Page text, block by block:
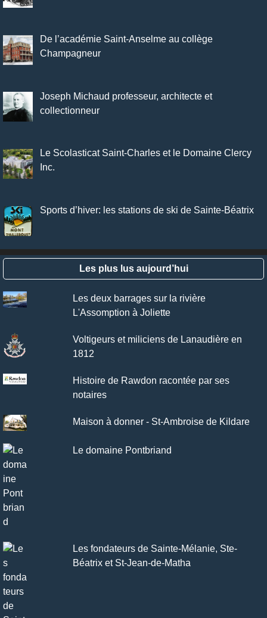
De l’académie Saint-Anselme au collège
Champagneur
Joseph Michaud professeur, architecte et
collectionneur
Le Scolasticat Saint-Charles et le Domaine Clercy
Inc.
Sports d’hiver: les stations de ski de Sainte-Béatrix
Les plus lus aujourd’hui
Les deux barrages sur la rivière
L'Assomption à Joliette
Voltigeurs et miliciens de Lanaudière en
1812
Histoire de Rawdon racontée par ses
notaires
Maison à donner - St-Ambroise de Kildare
Le domaine Pontbriand
Les fondateurs de Sainte-Mélanie, Ste-
Béatrix et St-Jean-de-Matha